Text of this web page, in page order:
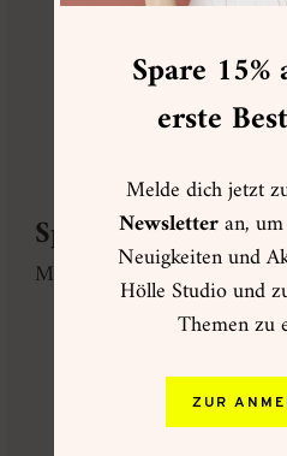
Spare 15% auf
Melde dich jetzt zumFrau
an, um regelmäßig
Onlineshop informiert
Angebote
Spare
erste
Melde dich jetzt
Newsletteran, um
Neuigkeiten und
Hölle Studio und
Themen zu
ZUR